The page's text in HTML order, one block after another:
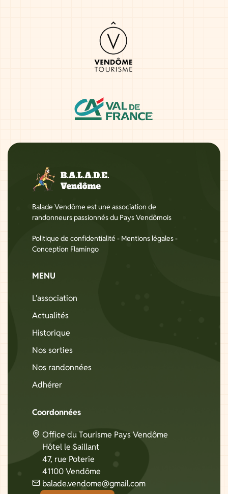
Balade Vendôme est une association de
randonneurs passionnés du Pays Vendômois
Politique de confidentialité - Mentions légales-
Conception Flamingo
MENU
L'association
Actualités
Historique
Nos sorties
Nos randonnées
Adhérer
Coordonnées
Office du Tourisme Pays Vendôme
Hôtel le Saillant
47, rue Poterie
41100 Vendôme
balade.vendome@gmail.com